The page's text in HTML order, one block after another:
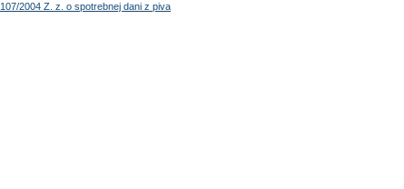
107/2004 Z. z. o spotrebnej dani z piva